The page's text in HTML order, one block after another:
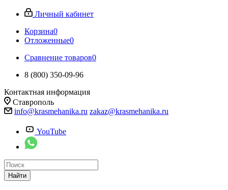
Личный кабинет
Корзина0
Отложенные0
Сравнение товаров0
8 (800) 350-09-96
Контактная информация
Ставрополь
info@krasmehanika.ru zakaz@krasmehanika.ru
YouTube
Найти